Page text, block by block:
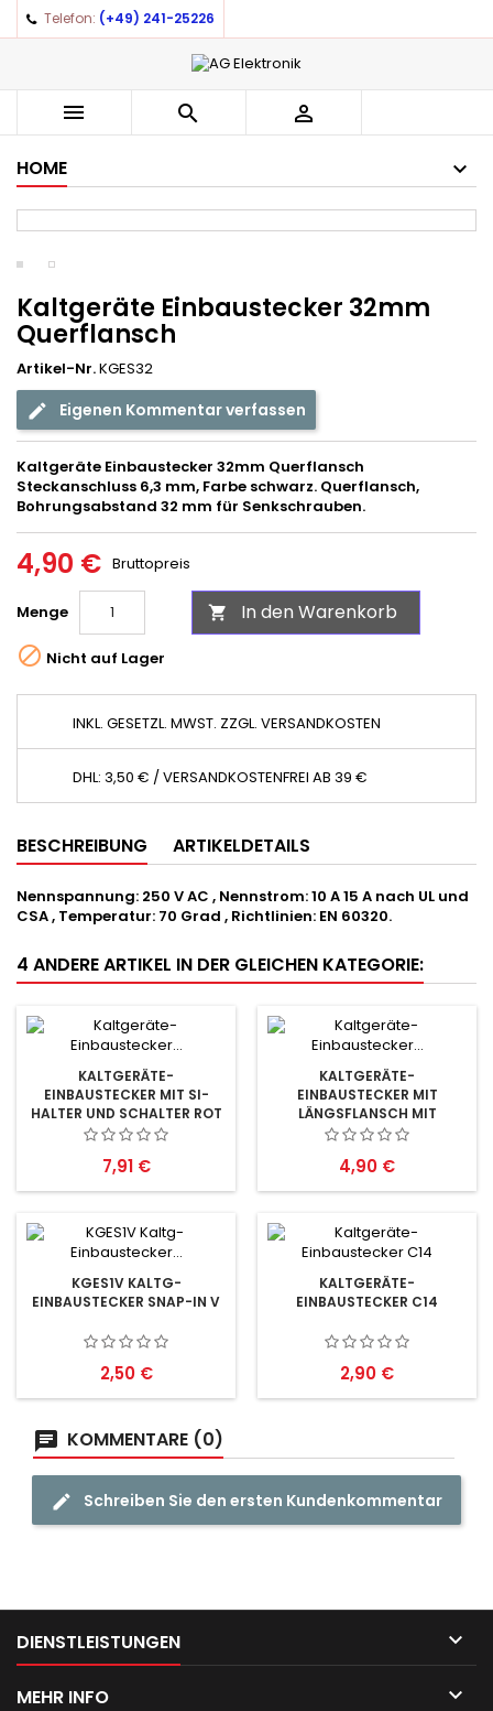
Telefon: (+49) 241-25226
  
HOME
Kaltgeräte Einbaustecker 32mm
Querflansch
Artikel-Nr.KGES32
Eigenen Kommentar verfassen
Kaltgeräte Einbaustecker 32mm Querflansch
Steckanschluss 6,3 mm, Farbe schwarz. Querflansch,
Bohrungsabstand 32 mm für Senkschrauben.
4,90 € Bruttopreis
Menge  In den Warenkorb
 Nicht auf Lager
INKL. GESETZL. MWST. ZZGL. VERSANDKOSTEN
DHL: 3,50 € / VERSANDKOSTENFREI AB 39 €
BESCHREIBUNG ARTIKELDETAILS
Nennspannung: 250 V AC , Nennstrom: 10 A 15 A nach UL und
CSA , Temperatur: 70 Grad , Richtlinien: EN 60320.
4 ANDERE ARTIKEL IN DER GLEICHEN KATEGORIE:
KALTGERÄTE-
EINBAUSTECKER MIT SI-
HALTER UND SCHALTER ROT
Preis
7,91 €
KALTGERÄTE-
EINBAUSTECKER MIT
LÄNGSFLANSCH MIT
SICHERUNGSHALTER, 70°C
Preis
4,90 €
KGES1V KALTG-
EINBAUSTECKER SNAP-IN V
Preis
2,50 €
KALTGERÄTE-
EINBAUSTECKER C14
Preis
2,90 €
KOMMENTARE (0)
Schreiben Sie den ersten Kundenkommentar
DIENSTLEISTUNGEN 
MEHR INFO 
Auf meine Wunschliste ×
add_circle_outlineCreate new list
((title)) ×
((label))
((cancelText)) ((createText))
Anmelden ×
You need to be logged in to save products in your
wishlist.
((cancelText)) ((loginText))